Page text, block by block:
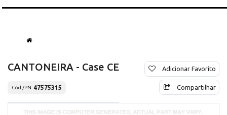
CANTONEIRA - Case CE
Cód./PN 47575315
Adicionar Favorito
Compartilhar